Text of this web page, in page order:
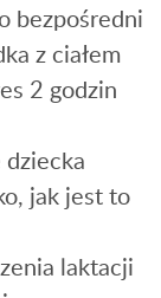
bezpośredni
z ciałem
2 godzin
jak jest to
laktacji